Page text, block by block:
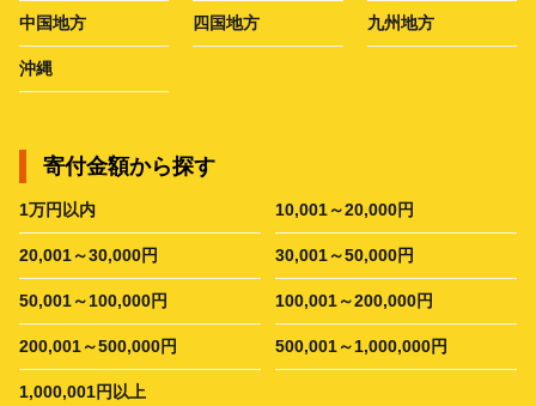
中国地方 四国地方 九州地方
沖縄
寄付金額から探す
1万円以内 10,001～20,000円
20,001～30,000円 30,001～50,000円
50,001～100,000円 100,001～200,000円
200,001～500,000円 500,001～1,000,000円
1,000,001円以上